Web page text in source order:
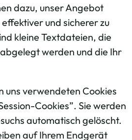
dazu, unser Angebot
und sicherer zu
kleine Textdateien, die
werden und die Ihr
uns verwendeten Cookies
Cookies”. Sie werden
automatisch gelöscht.
auf Ihrem Endgerät